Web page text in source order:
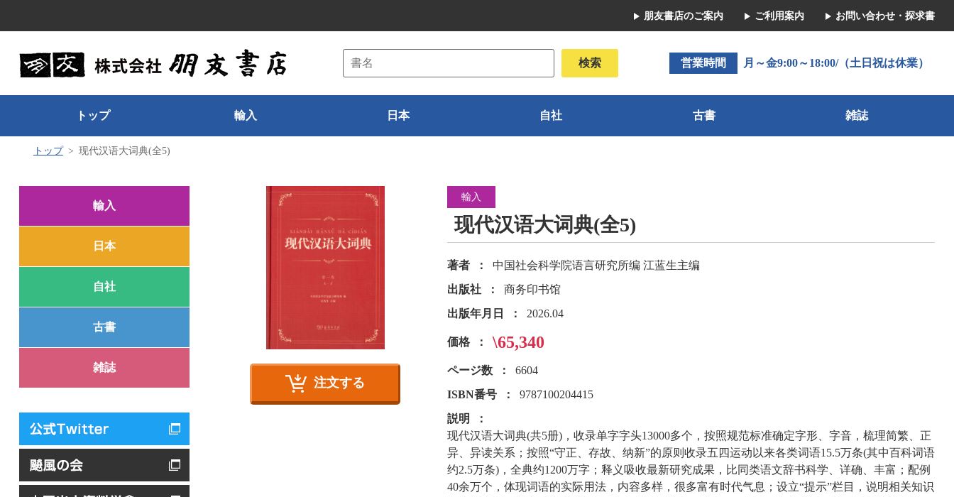
朋友書店のご案内 ご利用案内 お問い合わせ・探求書
営業時間 月～金9:00～18:00/（土日祝は休業）
トップ 輸入 日本 自社 古書 雑誌
トップ 现代汉语大词典(全5)
輸入
日本
自社
古書
雑誌
注文する
輸入
现代汉语大词典(全5)
著者
中国社会科学院语言研究所编 江蓝生主编
出版社
商务印书馆
出版年月日
2026.04
価格 \65,340
ページ数
6604
ISBN番号
9787100204415
説明
现代汉语大词典(共5册)，收录单字字头13000多个，按照规范标准确定字形、字音，梳理简繁、正
异、异读关系；按照“守正、存故、纳新”的原则收录五四运动以来各类词语15.5万条(其中百科词语
约2.5万条)，全典约1200万字；释义吸收最新研究成果，比同类语文辞书科学、详确、丰富；配例
40余万个，体现词语的实际用法，内容多样，很多富有时代气息；设立“提示”栏目，说明相关知识